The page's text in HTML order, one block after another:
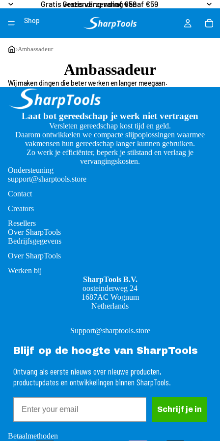
Gratis verzending vanaf €59
Gratis verzending vanaf €59
Shop
›Ambassadeur
Ambassadeur
Wij maken dingen die beter werken en langer meegaan.
Laat bot gereedschap je werk niet vertragen
Versleten gereedschap kost tijd en geld.
Daarom ontwikkelen we compacte slijpoplossingen waarmee
vakmensen hun gereedschap langer kunnen gebruiken.
Zo werk je efficiënter, beperk je stilstand en verlaag je
vervangingskosten.
Ondersteuning
support@sharptools.store
Contact
Creators
Resellers
Over SharpTools
Bedrijfsgegevens
Over SharpTools
Werken bij
SharpTools B.V.
oosteinderweg 24
1687AC Wognum
Netherlands
Support@sharptools.store
Blijf op de hoogte van SharpTools
Ontvang als eerste nieuws over nieuwe producten,
productupdates en ontwikkelingen binnen SharpTools.
Schrijf je in
Betaalmethoden